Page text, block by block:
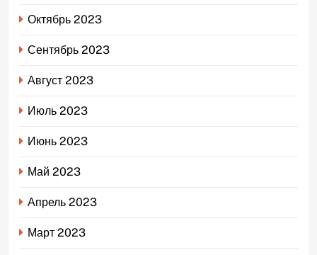
Октябрь 2023
Сентябрь 2023
Август 2023
Июль 2023
Июнь 2023
Май 2023
Апрель 2023
Март 2023